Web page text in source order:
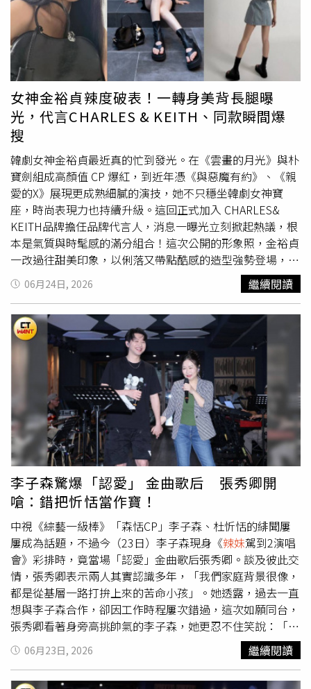
女神金裕貞辣度破表！一轉身美背長腿曝
光，代言CHARLES & KEITH、同款瞬間爆
搜
韓劇女神金裕貞最近真的忙到發光。在《雲畫的月光》與朴
寶劍組成高顏值 CP 爆紅，到近年憑《與惡魔有約》、《親
愛的X》展現更成熟細膩的演技，她不只穩坐韓劇女神寶
座，時尚表現力也持續升級。這回正式加入 CHARLES&
KEITH品牌擔任品牌代言人，消息一曝光立刻掀起熱議，根
本是氣質與時髦感的滿分組合！這次公開的形象照，金裕貞
一改過往甜美印象，以俐落又帶點酷感的造型強勢登場，直
接讓人看到她更有態度的一面。尤其那套全黑造型堪稱視覺
暴擊—纖細肩頸線條、白皙美背加上逆天長腿全數解鎖，明
明穿得極簡，卻硬是穿出高級感與氣場。（圖／品牌提供）
造型亮點之一，是她手提的 Delfina 手提包。圓弧包身線條
俐落又帶點柔和感，輪廓乾淨卻不單調；銀色鍊條與金色金
屬釦飾的細節碰撞，則替整體增添層次與精緻感。腳上的
Laine 夾腳厚底短靴同樣話題十足，夾腳設計本身就自帶前
衛時髦感，再搭配厚底輪廓後，不只視覺上悄悄拉長腿部比
例，還讓整體造型更有份量感。（圖／品牌提供）而社群曝
光的拍攝花絮更是另一波暴擊。金裕貞換上牛仔平口迷你洋
裝，大方秀出漂亮肩背線條與修長腿部比例，搭配同款
Laine 厚底短靴，甜酷感瞬間拉滿。丹寧材質的率性與短靴
的個性感相互碰撞，完美詮釋現在最流行的Y2K辣妹氛圍。
（圖／金裕貞ig）（圖／金裕貞ig）從螢幕上的實力派演
員，到鏡頭前的時尚焦點，金裕貞的魅力從來不只停留在甜
美，可甜可酷、可優雅也能率性，正是她最難被取代的時尚
辨識度。
06月24日, 2026 繼續閱讀
李子森驚爆「認愛」 金曲歌后 張秀卿開
嗆：錯把忻恬當作寶！
中視《綜藝一級棒》「森恬CP」李子森、杜忻恬的緋聞屢
屢成為話題，不過今（23日）李子森現身《辣妹駕到2演唱
會》彩排時，竟當場「認愛」金曲歌后張秀卿。談及彼此交
情，張秀卿表示兩人其實認識多年，「我們家庭背景很像，
都是從基層一路打拚上來的苦命小孩」。她透露，過去一直
想與李子森合作，卻因工作時程屢次錯過，這次如願同台，
張秀卿看著身旁高挑帥氣的李子森，她更忍不住笑說：「大
家也知道我的個性，我們兩個人在台上一定會爆出非常燦爛
的煙火。」活動現場被問到杜忻恬是否會現身支持時，李子
森先表示：「上次我們都有去。」沒想到張秀卿立刻接話笑
06月23日, 2026 繼續閱讀